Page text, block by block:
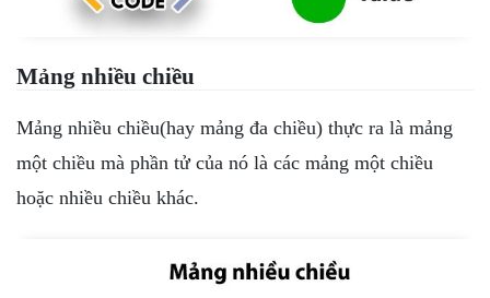
Mảng nhiều chiều
Mảng nhiều chiều(hay mảng đa chiều) thực ra là mảng
một chiều mà phần tử của nó là các mảng một chiều
hoặc nhiều chiều khác.